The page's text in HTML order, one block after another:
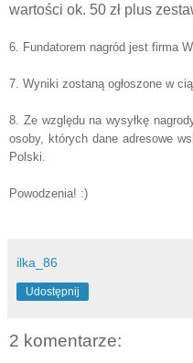
wartości ok. 50 zł plus
6. Fundatorem nagród jest firma
7. Wyniki zostaną ogłoszone w
8. Ze względu na wysyłkę
osoby, których dane adresowe
Polski.
Powodzenia! :)
ilka_86
Udostępnij
2 komentarze: